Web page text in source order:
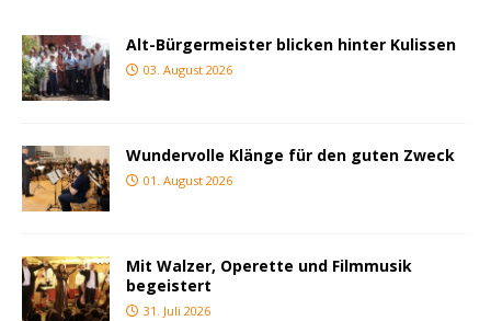
Alt-Bürgermeister blicken hinter Kulissen
03. August 2026
Wundervolle Klänge für den guten Zweck
01. August 2026
Mit Walzer, Operette und Filmmusik
begeistert
31. Juli 2026